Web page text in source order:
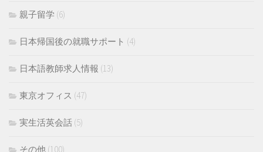
親子留学 (6)
日本帰国後の就職サポート (4)
日本語教師求人情報 (13)
東京オフィス (47)
実生活英会話 (5)
その他 (100)